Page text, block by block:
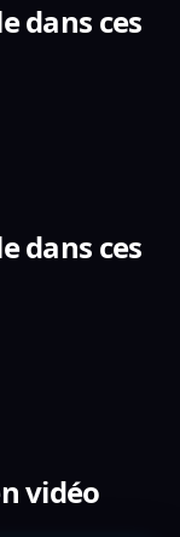
dans ces
dans ces
vidéo